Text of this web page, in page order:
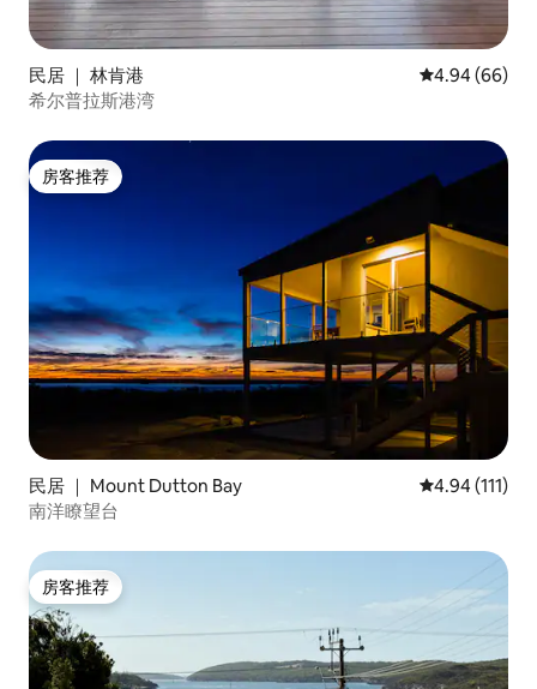
民居 ｜ 林肯港 平均评分 4.94
4.94 (66)
希尔普拉斯港湾
房客推荐
房客推荐
民居 ｜ Mount Dutton Bay 平均评分 4.94
4.94 (111)
南洋瞭望台
房客推荐
房客推荐